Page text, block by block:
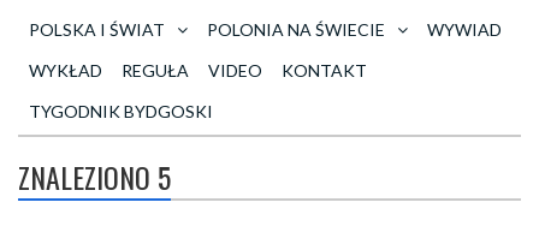
POLSKA I ŚWIAT
POLONIA NA ŚWIECIE
WYWIAD
WYKŁAD
REGUŁA VIDEO
KONTAKT
TYGODNIK BYDGOSKI
ZNALEZIONO 5